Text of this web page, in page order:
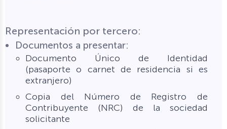
Representación por tercero:
Documentos a presentar:
Documento Único de Identidad
(pasaporte o carnet de residencia si es
extranjero)
Copia del Número de Registro de
Contribuyente (NRC) de la sociedad
solicitante